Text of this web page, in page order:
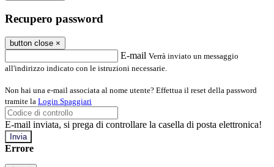
Recupero password
button close ×
E-mail Verrà inviato un messaggio
all'indirizzo indicato con le istruzioni necessarie.
Non hai una e-mail associata al nome utente? Effettua il reset della password
tramite la Login Spaggiari
E-mail inviata, si prega di controllare la casella di posta elettronica!
Errore